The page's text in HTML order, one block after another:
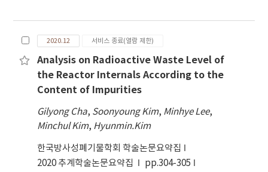
2020.12 서비스 종료(열람 제한)
Analysis on Radioactive Waste Level of
the Reactor Internals According to the
Content of Impurities
Gilyong Cha, Soonyoung Kim, Minhye Lee,
Minchul Kim, Hyunmin.Kim
한국방사성폐기물학회 학술논문요약집
2020 추계학술논문요약집
pp.304-305